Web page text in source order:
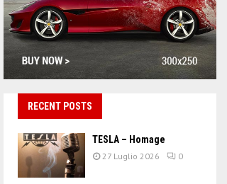
RECENT POSTS
TESLA – Homage
27 Luglio 2026 0